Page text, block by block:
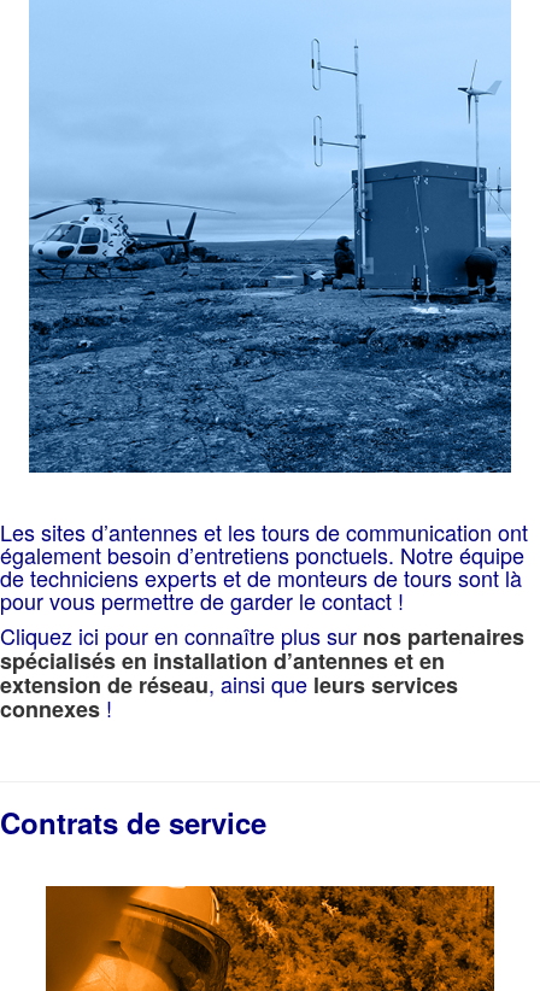
Les sites d’antennes et les tours de communication ont
également besoin d’entretiens ponctuels. Notre équipe
de techniciens experts et de monteurs de tours sont là
pour vous permettre de garder le contact !
Cliquez ici pour en connaître plus sur nos partenaires
spécialisés en installation d’antennes et en
extension de réseau, ainsi que leurs services
connexes !
Contrats de service